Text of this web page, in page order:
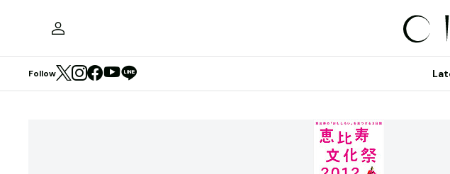
Follow